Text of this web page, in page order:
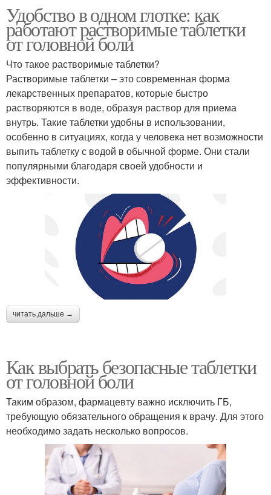
Удобство в одном глотке: как
работают растворимые таблетки
от головной боли
Что такое растворимые таблетки?
Растворимые таблетки – это современная форма
лекарственных препаратов, которые быстро
растворяются в воде, образуя раствор для приема
внутрь. Такие таблетки удобны в использовании,
особенно в ситуациях, когда у человека нет возможности
выпить таблетку с водой в обычной форме. Они стали
популярными благодаря своей удобности и
эффективности.
читать дальше →
Как выбрать безопасные таблетки
от головной боли
Таким образом, фармацевту важно исключить ГБ,
требующую обязательного обращения к врачу. Для этого
необходимо задать несколько вопросов.